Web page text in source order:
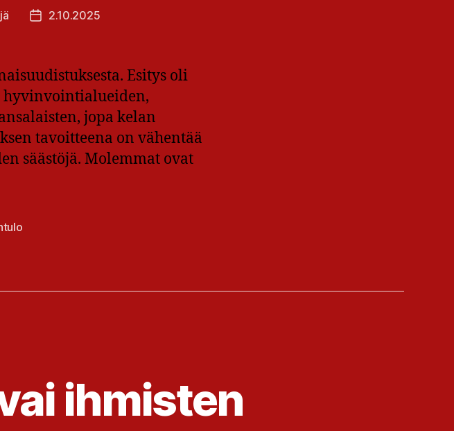
Julkaisupäivämäärä
2.10.2025
Esitys oli
hyvinvointialueiden,
jopa kelan
tavoitteena on vähentää
säästöjä. Molemmat ovat
ihmisten